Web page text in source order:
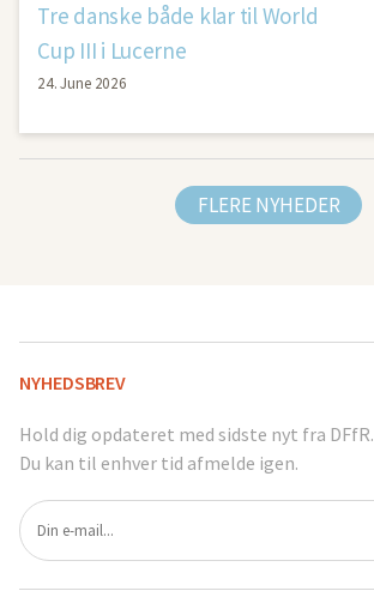
Tre danske både klar til World
Cup III i Lucerne
24. June 2026
FLERE NYHEDER
NYHEDSBREV
Hold dig opdateret med sidste nyt fra DFfR.
Du kan til enhver tid afmelde igen.